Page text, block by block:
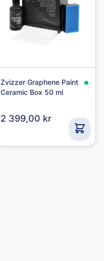
Zvizzer Graphene Paint
Ceramic Box 50 ml
2 399,00 kr